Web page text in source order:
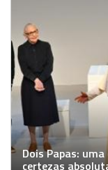
Dois Papas:
certezas